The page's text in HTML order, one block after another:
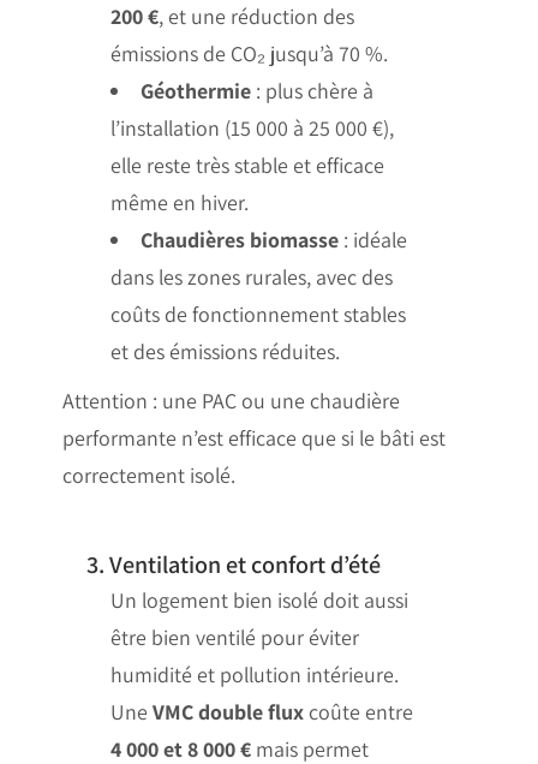
200 €, et une réduction des
émissions de CO₂ jusqu’à 70 %.
Géothermie : plus chère à
l’installation (15 000 à 25 000 €),
elle reste très stable et efficace
même en hiver.
Chaudières biomasse : idéale
dans les zones rurales, avec des
coûts de fonctionnement stables
et des émissions réduites.
Attention : une PAC ou une chaudière
performante n’est efficace que si le bâti est
correctement isolé.
3. Ventilation et confort d’été
Un logement bien isolé doit aussi
être bien ventilé pour éviter
humidité et pollution intérieure.
UneVMC double flux coûte entre
4 000 et 8 000 € mais permet